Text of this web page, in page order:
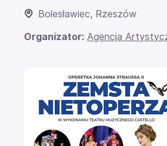
Bolesławiec, Rzeszów
Organizator: Agencja